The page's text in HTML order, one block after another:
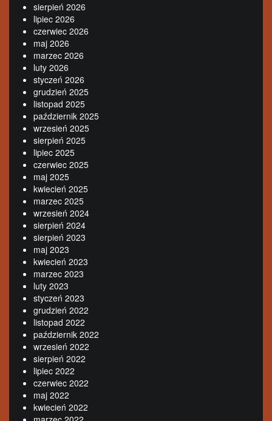
sierpień 2026
lipiec 2026
czerwiec 2026
maj 2026
marzec 2026
luty 2026
styczeń 2026
grudzień 2025
listopad 2025
październik 2025
wrzesień 2025
sierpień 2025
lipiec 2025
czerwiec 2025
maj 2025
kwiecień 2025
marzec 2025
wrzesień 2024
sierpień 2024
sierpień 2023
maj 2023
kwiecień 2023
marzec 2023
luty 2023
styczeń 2023
grudzień 2022
listopad 2022
październik 2022
wrzesień 2022
sierpień 2022
lipiec 2022
czerwiec 2022
maj 2022
kwiecień 2022